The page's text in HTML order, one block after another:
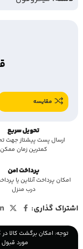
مقایسه
تحویل سریع
ارسال پست پیشتاز جهت
کمترین زمان ممکن
پرداخت امن
امکان پرداخت آنلاین یا
درب منزل
اشتراک گذاری:
توجه: امکان برگشت کالا در
مورد قبول